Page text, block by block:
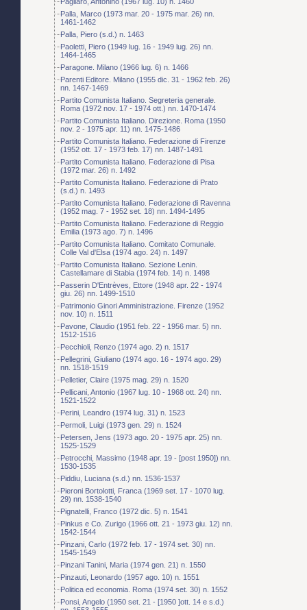
Palla, Marco (1973 mar. 20 - 1975 mar. 26) nn.
1461-1462
Palla, Piero (s.d.) n. 1463
Paoletti, Piero (1949 lug. 16 - 1949 lug. 26) nn.
1464-1465
Paragone. Milano (1966 lug. 6) n. 1466
Parenti Editore. Milano (1955 dic. 31 - 1962 feb. 26)
nn. 1467-1469
Partito Comunista Italiano. Segreteria generale.
Roma (1972 nov. 17 - 1974 ott.) nn. 1470-1474
Partito Comunista Italiano. Direzione. Roma (1950
nov. 2 - 1975 apr. 11) nn. 1475-1486
Partito Comunista Italiano. Federazione di Firenze
(1952 ott. 17 - 1973 feb. 17) nn. 1487-1491
Partito Comunista Italiano. Federazione di Pisa
(1972 mar. 26) n. 1492
Partito Comunista Italiano. Federazione di Prato
(s.d.) n. 1493
Partito Comunista Italiano. Federazione di Ravenna
(1952 mag. 7 - 1952 set. 18) nn. 1494-1495
Partito Comunista Italiano. Federazione di Reggio
Emilia (1973 ago. 7) n. 1496
Partito Comunista Italiano. Comitato Comunale.
Colle Val d'Elsa (1974 ago. 24) n. 1497
Partito Comunista Italiano. Sezione Lenin.
Castellamare di Stabia (1974 feb. 14) n. 1498
Passerin D'Entrèves, Ettore (1948 apr. 22 - 1974
giu. 26) nn. 1499-1510
Patrimonio Ginori Amministrazione. Firenze (1952
nov. 10) n. 1511
Pavone, Claudio (1951 feb. 22 - 1956 mar. 5) nn.
1512-1516
Pecchioli, Renzo (1974 ago. 2) n. 1517
Pellegrini, Giuliano (1974 ago. 16 - 1974 ago. 29)
nn. 1518-1519
Pelletier, Claire (1975 mag. 29) n. 1520
Pellicani, Antonio (1967 lug. 10 - 1968 ott. 24) nn.
1521-1522
Perini, Leandro (1974 lug. 31) n. 1523
Permoli, Luigi (1973 gen. 29) n. 1524
Petersen, Jens (1973 ago. 20 - 1975 apr. 25) nn.
1525-1529
Petrocchi, Massimo (1948 apr. 19 - [post 1950]) nn.
1530-1535
Piddiu, Luciana (s.d.) nn. 1536-1537
Pieroni Bortolotti, Franca (1969 set. 17 - 1070 lug.
29) nn. 1538-1540
Pignatelli, Franco (1972 dic. 5) n. 1541
Pinkus e Co. Zurigo (1966 ott. 21 - 1973 giu. 12) nn.
1542-1544
Pinzani, Carlo (1972 feb. 17 - 1974 set. 30) nn.
1545-1549
Pinzani Tanini, Maria (1974 gen. 21) n. 1550
Pinzauti, Leonardo (1957 ago. 10) n. 1551
Politica ed economia. Roma (1974 set. 30) n. 1552
Ponsi, Angelo (1950 set. 21 - [1950 ]ott. 14 e s.d.)